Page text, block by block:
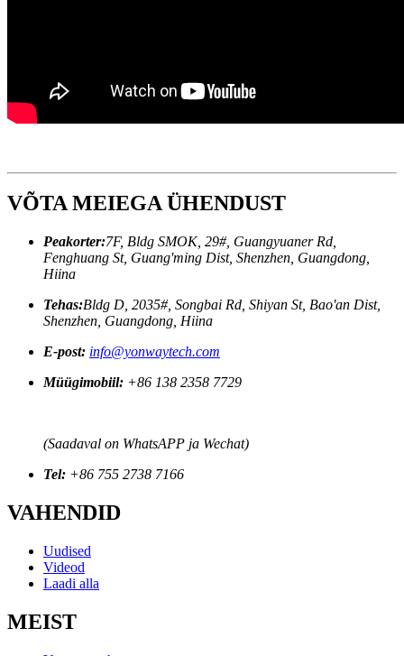
VÕTA MEIEGA ÜHENDUST
Peakorter:7F, Bldg SMOK, 29#, Guangyuaner Rd,
Fenghuang St, Guang'ming Dist, Shenzhen, Guangdong,
Hiina
Tehas:Bldg D, 2035#, Songbai Rd, Shiyan St, Bao'an Dist,
Shenzhen, Guangdong, Hiina
E-post: info@yonwaytech.com
Müügimobiil: +86 138 2358 7729
(Saadaval on WhatsAPP ja Wechat)
Tel: +86 755 2738 7166
VAHENDID
Uudised
Videod
Laadi alla
MEIST